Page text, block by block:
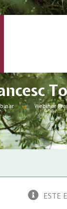
Webinar
ESTE